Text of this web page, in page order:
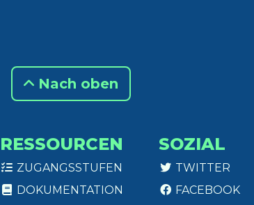
Nach oben
RESSOURCEN
ZUGANGSSTUFEN
DOKUMENTATION
SOZIAL
TWITTER
FACEBOOK